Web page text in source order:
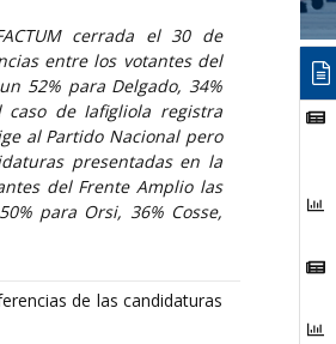
cerrada el 30 de
entre los votantes del
52% para Delgado, 34%
de Iafigliola registra
al Partido Nacional pero
presentadas en la
del Frente Amplio las
para Orsi, 36% Cosse,
de las candidaturas